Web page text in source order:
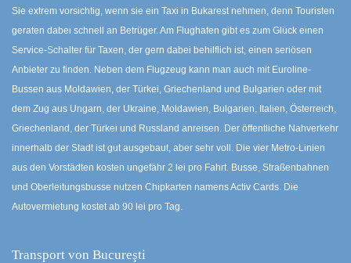
Sie extrem vorsichtig, wenn sie ein Taxi in Bukarest nehmen, denn Touristen
geraten dabei schnell an Betrüger. Am Flughafen gibt es zum Glück einen
Service-Schalter für Taxen, der gern dabei behilflich ist, einen seriösen
Anbieter zu finden. Neben dem Flugzeug kann man auch mit Euroline-
Bussen aus Moldawien, der Türkei, Griechenland und Bulgarien oder mit
dem Zug aus Ungarn, der Ukraine, Moldawien, Bulgarien, Italien, Österreich,
Griechenland, der Türkei und Russland anreisen. Der öffentliche Nahverkehr
innerhalb der Stadt ist gut ausgebaut, aber sehr voll. Die vier Metro-Linien
aus den Vorstädten kosten ungefähr 2 lei pro Fahrt. Busse, Straßenbahnen
und Oberleitungsbusse nutzen Chipkarten namens Activ Cards. Die
Autovermietung kostet ab 90 lei pro Tag.
Transport von Bucureşti